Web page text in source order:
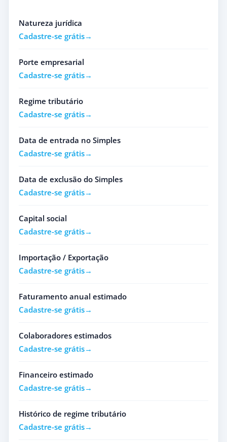
Natureza jurídica
Cadastre-se grátis
Porte empresarial
Cadastre-se grátis
Regime tributário
Cadastre-se grátis
Data de entrada no Simples
Cadastre-se grátis
Data de exclusão do Simples
Cadastre-se grátis
Capital social
Cadastre-se grátis
Importação / Exportação
Cadastre-se grátis
Faturamento anual estimado
Cadastre-se grátis
Colaboradores estimados
Cadastre-se grátis
Financeiro estimado
Cadastre-se grátis
Histórico de regime tributário
Cadastre-se grátis